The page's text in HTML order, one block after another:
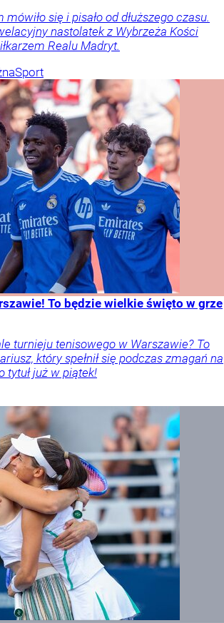
mówiło się i pisało od dłuższego czasu.
nastolatek z Wybrzeża Kości
Realu Madryt.
Sport
To będzie wielkie święto w grze
turnieju tenisowego w Warszawie? To
który spełnił się podczas zmagań na
tytuł już w piątek!